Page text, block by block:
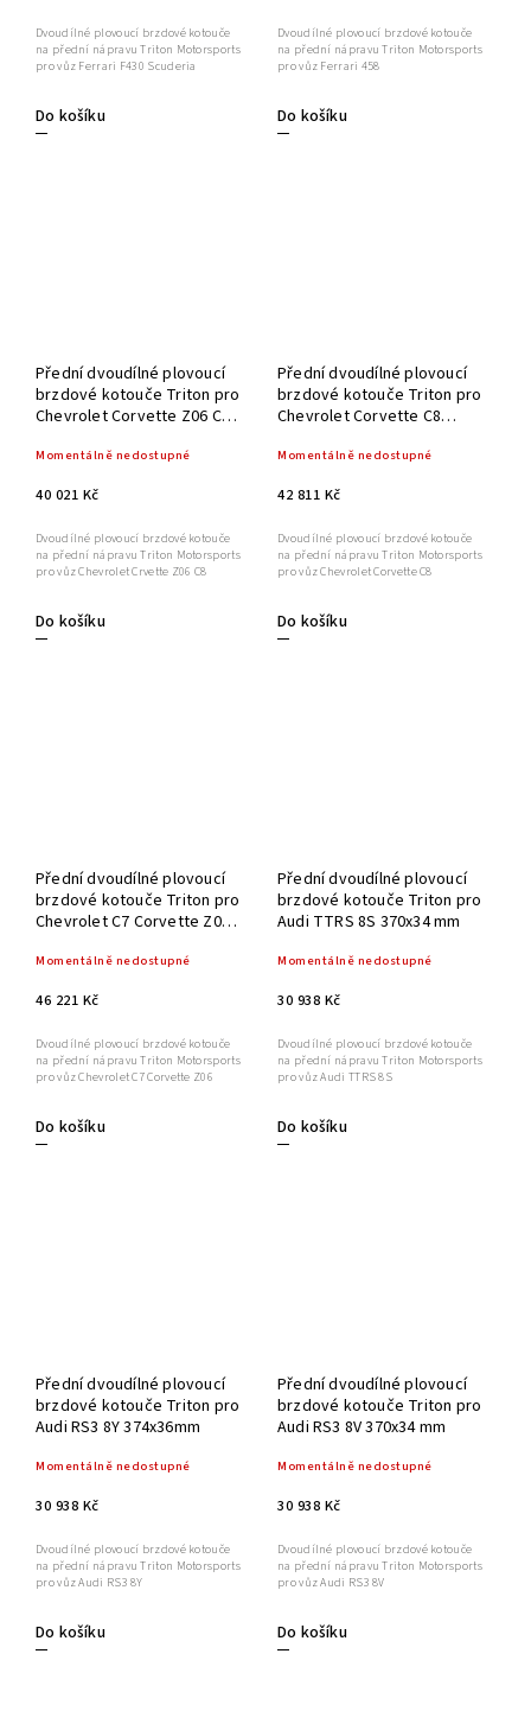
Do košíku
Dvoudílné plovoucí brzdové kotouče
na přední nápravu Triton Motorsports
pro vůz Ferrari F430 Scuderia
Do košíku
Dvoudílné plovoucí brzdové kotouče
na přední nápravu Triton Motorsports
pro vůz Ferrari 458
Přední dvoudílné plovoucí
brzdové kotouče Triton pro
Chevrolet Corvette Z06 C8
Momentálně nedostupné
40 021 Kč
Do košíku
Dvoudílné plovoucí brzdové kotouče
na přední nápravu Triton Motorsports
pro vůz Chevrolet Crvette Z06 C8
Přední dvoudílné plovoucí
brzdové kotouče Triton pro
Chevrolet Corvette C8
Momentálně nedostupné
42 811 Kč
Do košíku
Dvoudílné plovoucí brzdové kotouče
na přední nápravu Triton Motorsports
pro vůz Chevrolet Corvette C8
Přední dvoudílné plovoucí
brzdové kotouče Triton pro
Chevrolet C7 Corvette Z06
Momentálně nedostupné
46 221 Kč
Do košíku
Dvoudílné plovoucí brzdové kotouče
na přední nápravu Triton Motorsports
pro vůz Chevrolet C7 Corvette Z06
Přední dvoudílné plovoucí
brzdové kotouče Triton pro
Audi TTRS 8S 370x34 mm
Momentálně nedostupné
30 938 Kč
Do košíku
Dvoudílné plovoucí brzdové kotouče
na přední nápravu Triton Motorsports
pro vůz Audi TTRS 8S
Přední dvoudílné plovoucí
brzdové kotouče Triton pro
Audi RS3 8Y 374x36mm
Momentálně nedostupné
30 938 Kč
Do košíku
Dvoudílné plovoucí brzdové kotouče
na přední nápravu Triton Motorsports
pro vůz Audi RS3 8Y
Přední dvoudílné plovoucí
brzdové kotouče Triton pro
Audi RS3 8V 370x34 mm
Momentálně nedostupné
30 938 Kč
Do košíku
Dvoudílné plovoucí brzdové kotouče
na přední nápravu Triton Motorsports
pro vůz Audi RS3 8V